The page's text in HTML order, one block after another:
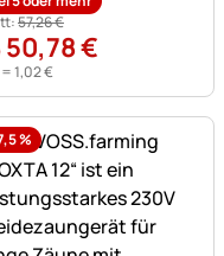
57,26€
50,78€
=1,02€
%